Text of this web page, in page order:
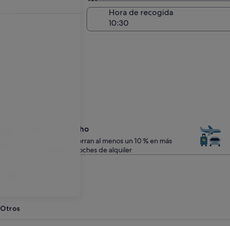
Entrega en el lugar de recogida
Hora de recogida
Date un capricho
Los miembros ahorran al menos un 10 % en más
de un millón de coches de alquiler
Otros